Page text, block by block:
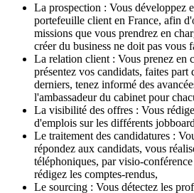
La prospection : Vous développez
portefeuille client en France, afin
missions que vous prendrez en
créer du business ne doit pas vous
La relation client : Vous prenez en
présentez vos candidats, faites part
derniers, tenez informé des
l'ambassadeur du cabinet pour
La visibilité des offres : Vous
d'emplois sur les différents
Le traitement des candidatures :
répondez aux candidats, vous
téléphoniques, par visio-
rédigez les comptes-rendus,
Le sourcing : Vous détectez les